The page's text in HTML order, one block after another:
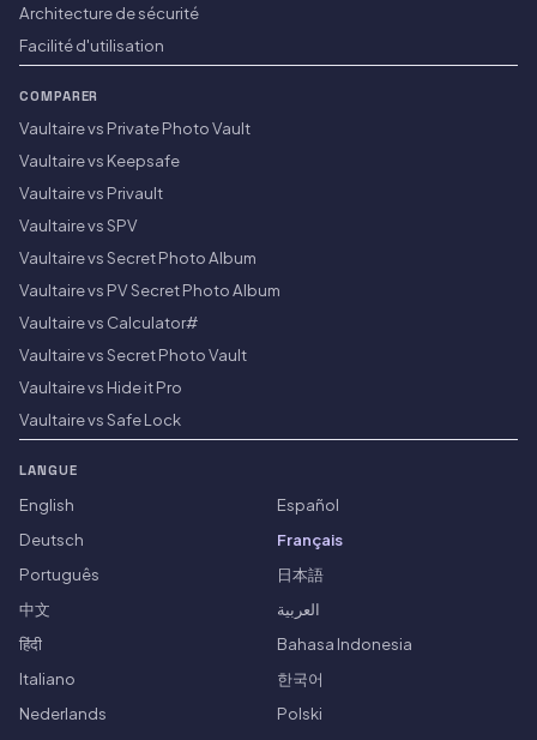
Architecture de sécurité
Facilité d'utilisation
COMPARER
Vaultaire vs Private Photo Vault
Vaultaire vs Keepsafe
Vaultaire vs Privault
Vaultaire vs SPV
Vaultaire vs Secret Photo Album
Vaultaire vs PV Secret Photo Album
Vaultaire vs Calculator#
Vaultaire vs Secret Photo Vault
Vaultaire vs Hide it Pro
Vaultaire vs Safe Lock
LANGUE
English
Español
Deutsch
Français
Português
日本語
中文
العربية
हिंदी
Bahasa Indonesia
Italiano
한국어
Nederlands
Polski